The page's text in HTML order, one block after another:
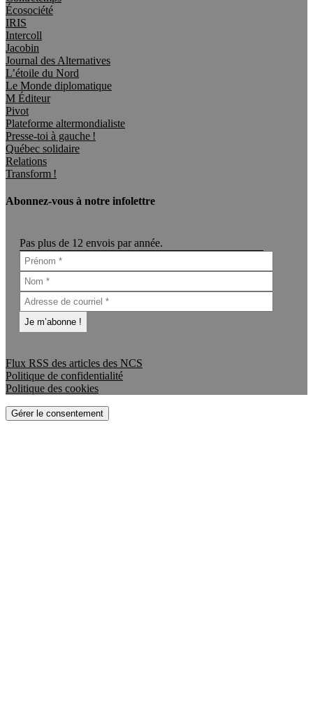
Écosociété
IRIS
Intercoll
Jacobin
Journal des Alternatives
L’étoile du Nord
Le Monde diplomatique
M Éditeur
Pivot
Plateforme altermondialiste
Presse-toi à gauche !
Québec solidaire
Relations
Transform !
Abonnez-vous à notre infolettre
Pas plus de 12 envois par année.
Flux RSS des articles des NCS
Politique de confidentialité
Politique des cookies
Gérer le consentement